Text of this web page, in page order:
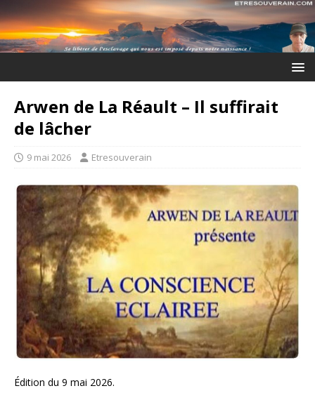
Arwen de La Réault – Il suffirait
de lâcher
9 mai 2026 Etresouverain
Édition du 9 mai 2026.